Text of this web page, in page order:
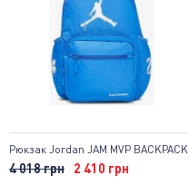
Рюкзак Jordan JAM MVP BACKPACK
4 018 грн 2 410 грн